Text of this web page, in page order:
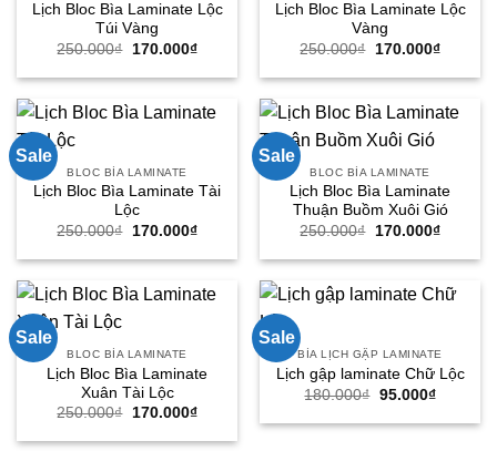
Lịch Bloc Bìa Laminate Lộc
Túi Vàng
250.000₫
Giá
là:
170.000₫Giá
tại
170.000₫.
Lịch Bloc Bìa Laminate Lộc
Vàng
250.000₫
Giá
là:
170.000₫Giá
tại
Sale
BLOC BÌA LAMINATE
Lịch Bloc Bìa Laminate Tài
Lộc
250.000₫
Giá
là:
170.000₫Giá
tại
170.000₫.
Sale
BLOC BÌA LAMINATE
Lịch Bloc Bìa Laminate
Thuận Buồm Xuôi Gió
250.000₫
Giá
là:
170.000₫Giá
tại
Sale
BLOC BÌA LAMINATE
Lịch Bloc Bìa Laminate
Xuân Tài Lộc
250.000₫
Giá
là:
170.000₫Giá
tại
Sale
BÌA LỊCH GẬP LAMINATE
Lịch gập laminate Chữ Lộc
180.000₫ Giá
là:
95.000₫Giá
tại